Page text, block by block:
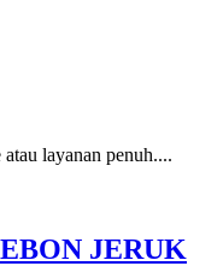
layanan penuh....
JERUK